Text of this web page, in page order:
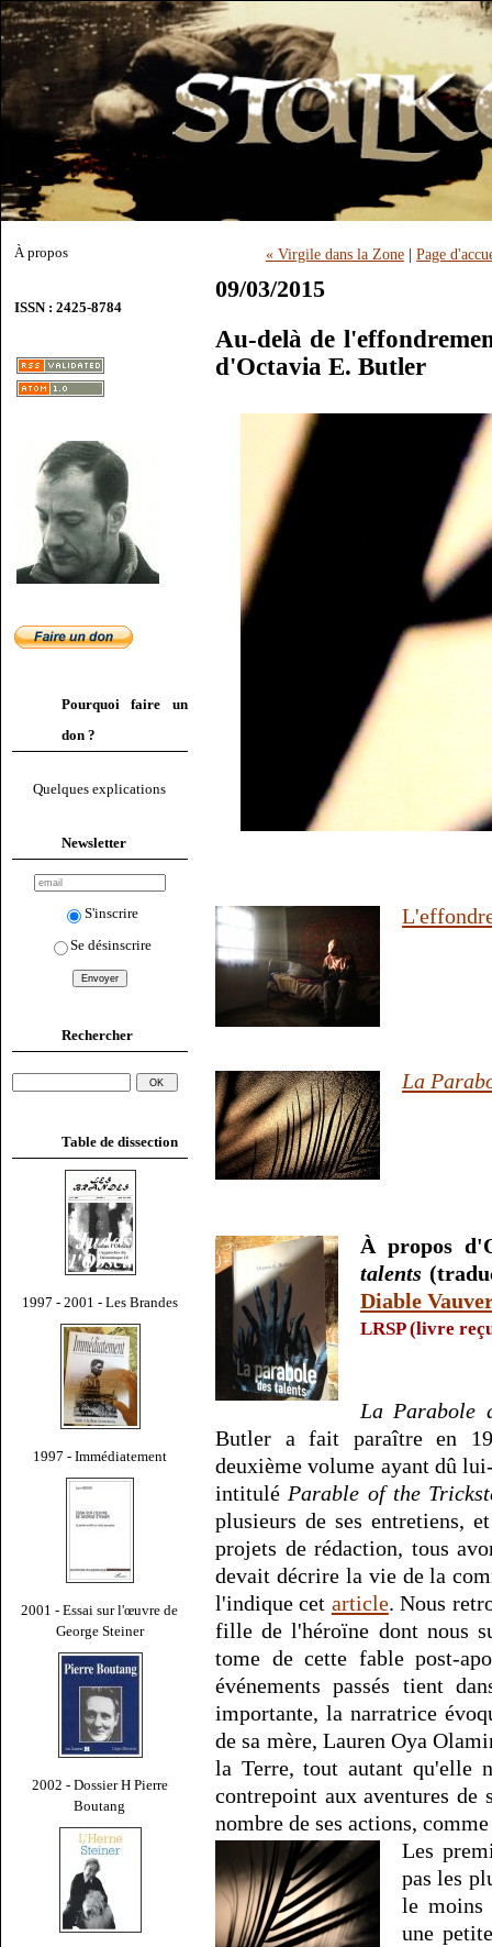
À propos
ISSN : 2425-8784
Pourquoi faire un
don ?
Quelques explications
Newsletter
S'inscrire
Se désinscrire
Rechercher
Table de dissection
1997 - 2001 - Les Brandes
1997 - Immédiatement
2001 - Essai sur l'œuvre de
George Steiner
2002 - Dossier H Pierre
Boutang
« Virgile dans la Zone| Page
09/03/2015
Au-delà de
d'Octavia E. Butler
La
À propos
talents
Diable
LRSP (livre
La Parabole
Butler a fait paraître en
deuxième volume ayant dû
intitulé Parable of the
plusieurs de ses entretiens,
projets de rédaction, tous
devait décrire la vie de la
l'indique cet article. Nous
fille de l'héroïne dont nous
tome de cette fable post-
événements passés tient
importante, la narratrice
de sa mère, Lauren Oya
la Terre, tout autant qu'elle
contrepoint aux aventures de
nombre de ses actions,
Les
pas les
le moins
une